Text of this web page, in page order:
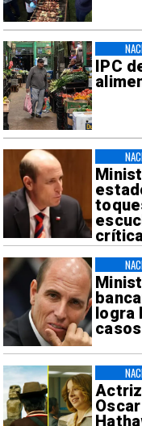
IPC
logra
casos